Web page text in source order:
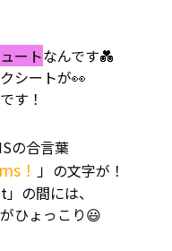
ートなんです💑
シートが👀
す！
の合言葉
！ 」 の文字が！
の間には、
ひょっこり😃